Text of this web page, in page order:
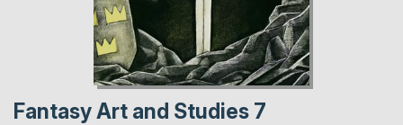
Fantasy Art and Studies 7